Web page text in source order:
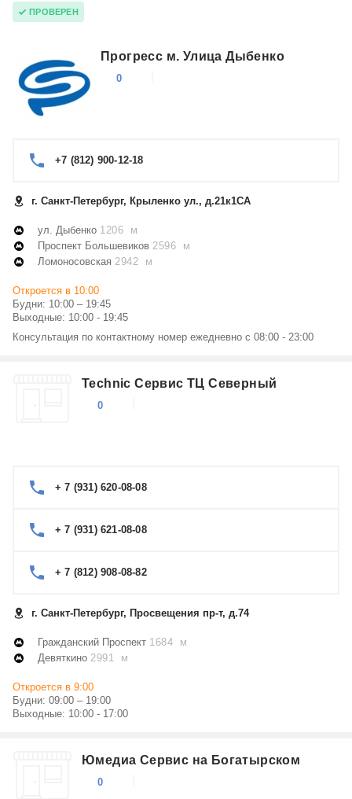
ПРОВЕРЕН
Прогресс м. Улица Дыбенко
0
+7 (812) 900-12-18
г. Санкт-Петербург, Крыленко ул., д.21к1СА
ул. Дыбенко 1206 м
Проспект Большевиков 2596 м
Ломоносовская 2942 м
Откроется в 10:00
Будни: 10:00 – 19:45
Выходные: 10:00 - 19:45
Консультация по контактному номер ежедневно с 08:00 - 23:00
Technic Сервис ТЦ Северный
0
+ 7 (931) 620-08-08
+ 7 (931) 621-08-08
+ 7 (812) 908-08-82
г. Санкт-Петербург, Просвещения пр-т, д.74
Гражданский Проспект 1684 м
Девяткино 2991 м
Откроется в 9:00
Будни: 09:00 – 19:00
Выходные: 10:00 - 17:00
Юмедиа Сервис на Богатырском
0